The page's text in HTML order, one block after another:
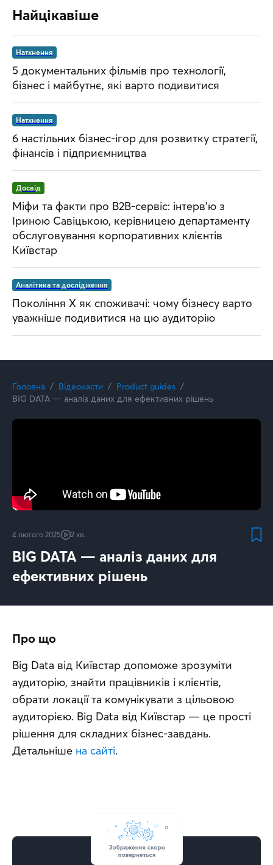
Найцікавіше
Натхнення
5 документальних фільмів про технології,
бізнес і майбутнє, які варто подивитися
Натхнення
6 настільних бізнес-ігор для розвитку стратегії,
фінансів і підприємництва
Досвід
Міфи та факти про B2B-сервіс: інтерв’ю з
Іриною Савіцькою, керівницею департаменту
обслуговування корпоративних клієнтів
Київстар
Аналітика та дослідження
Покоління Х як споживачі: чому бізнесу варто
уважніше подивитися на цю аудиторію
Головна Відеокасти
Product guides
BIG DATA — аналіз даних для ефективних рішень
4 лютого 2025 2 хв.
BIG DATA — аналіз даних для
ефективних рішень
Про що
Big Data від Київстар допоможе зрозуміти
аудиторію, знайти працівників і клієнтів,
обрати локації та комунікувати з цільовою
аудиторією. Big Data від Київстар — це прості
рішення для складних бізнес-завдань.
Детальніше на сайті.